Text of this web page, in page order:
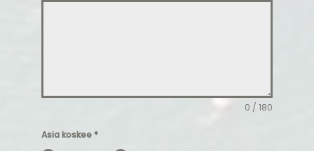
0 / 180
Asia koskee *